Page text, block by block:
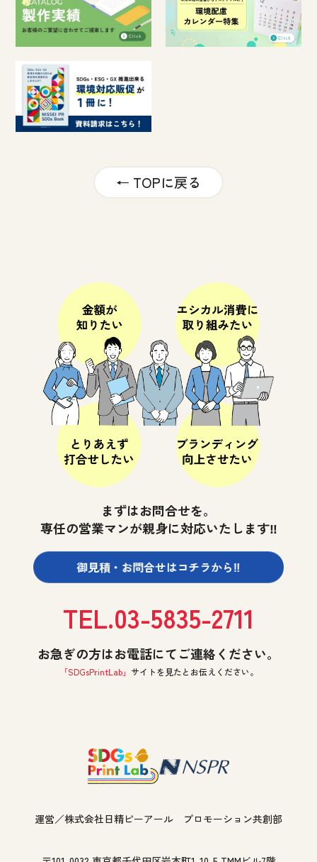
← TOPに戻る
まずはお問合せを。
専任の営業マンが親身に対応いたします‼
御見積・お問合せはコチラから‼
お急ぎの方はお電話にてご連絡ください。
TEL.03-5835-2711
「SDGsPrintLab」 サイトを見たと お伝えください。
運営／株式会社日精ピーアール プロモーション共創部